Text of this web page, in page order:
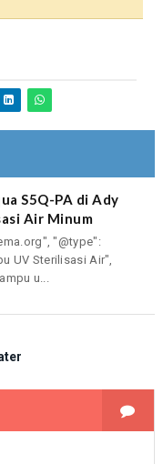
S5Q-PA di Ady
Air Minum
"@type":
UV Sterilisasi Air",
u...